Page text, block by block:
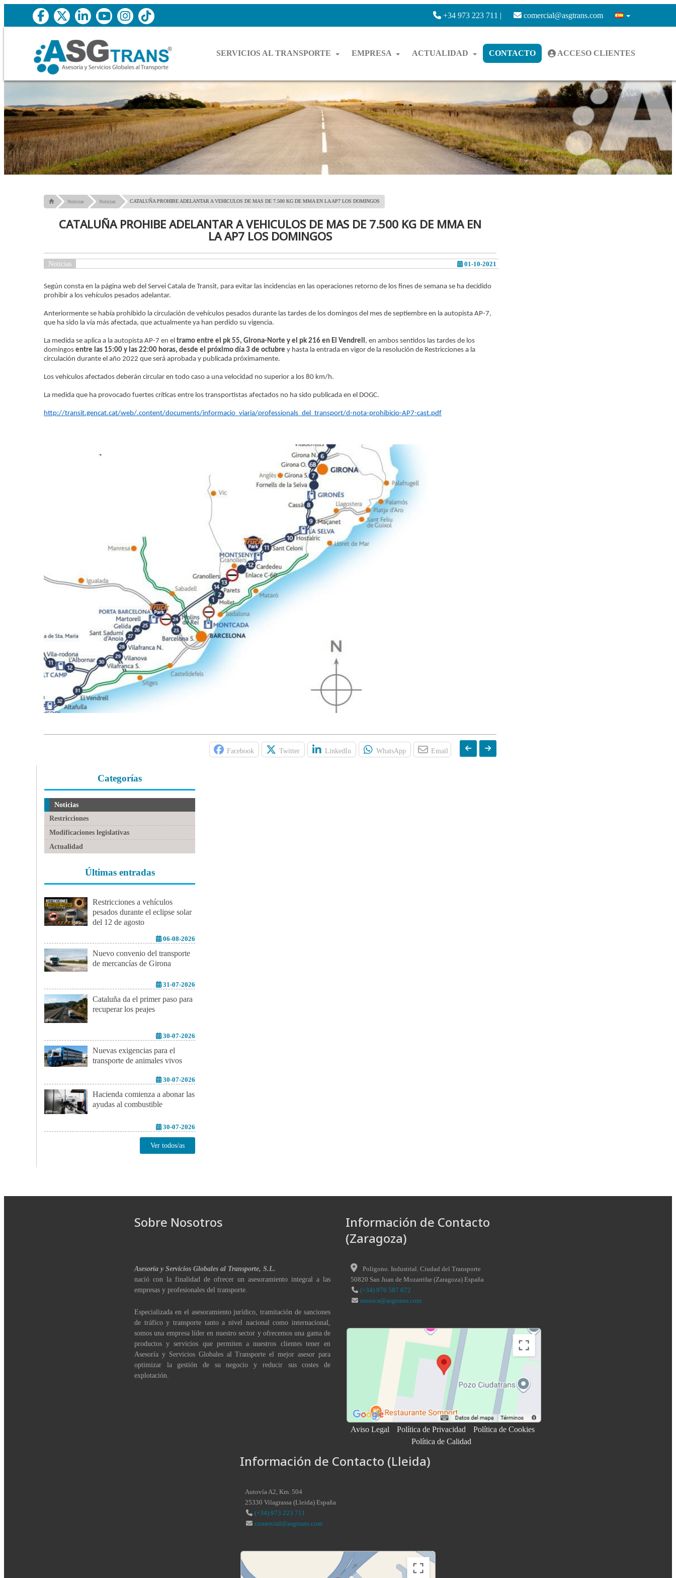
+34 973 223 711 | comercial@asgtrans.com
SERVICIOS AL TRANSPORTE EMPRESA ACTUALIDAD CONTACTO ACCESO CLIENTES
Noticias Noticias CATALUÑA PROHIBE ADELANTAR A VEHICULOS DE MAS DE 7.500 KG DE MMA EN LA AP7 LOS DOMINGOS
CATALUÑA PROHIBE ADELANTAR A VEHICULOS DE MAS DE 7.500 KG DE MMA EN
LA AP7 LOS DOMINGOS
Noticias 01-10-2021
Según consta en la página web del Servei Catala de Transit, para evitar las incidencias en las operaciones retorno de los fines de semana se ha decidido
prohibir a los vehículos pesados adelantar.
Anteriormente se había prohibido la circulación de vehículos pesados durante las tardes de los domingos del mes de septiembre en la autopista AP-7,
que ha sido la vía más afectada, que actualmente ya han perdido su vigencia.
La medida se aplica a la autopista AP-7 en el tramo entre el pk 55, Girona-Norte y el pk 216 en El Vendrell , en ambos sentidos las tardes de los
domingos entre las 15:00 y las 22:00 horas, desde el próximo día 3 de octubre y hasta la entrada en vigor de la resolución de Restricciones a la
circulación durante el año 2022 que será aprobada y publicada próximamente.
Los vehículos afectados deberán circular en todo caso a una velocidad no superior a los 80 km/h.
La medida que ha provocado fuertes críticas entre los transportistas afectados no ha sido publicada en el DOGC.
http://transit.gencat.cat/web/.content/documents/informacio_viaria/professionals_del_transport/d-nota-prohibicio-AP7-cast.pdf
Facebook Twitter LinkedIn WhatsApp Email
Categorías
Noticias
Restricciones
Modificaciones legislativas
Actualidad
Últimas entradas
Restricciones a vehículos
pesados durante el eclipse solar
del 12 de agosto
06-08-2026
Nuevo convenio del transporte
de mercancías de Girona
31-07-2026
Cataluña da el primer paso para
recuperar los peajes
30-07-2026
Nuevas exigencias para el
transporte de animales vivos
30-07-2026
Hacienda comienza a abonar las
ayudas al combustible
30-07-2026
Ver todos/as
Sobre Nosotros
Asesoría y Servicios Globales al Transporte, S.L.
nació con la finalidad de ofrecer un asesoramiento integral a las
empresas y profesionales del transporte.
Especializada en el asesoramiento jurídico, tramitación de sanciones
de tráfico y transporte tanto a nivel nacional como internacional,
somos una empresa líder en nuestro sector y ofrecemos una gama de
productos y servicios que permiten a nuestros clientes tener en
Asesoría y Servicios Globales al Transporte el mejor asesor para
optimizar la gestión de su negocio y reducir sus costes de
explotación.
Información de Contacto
(Zaragoza)
Poligono. Industrial. Ciudad del Transporte
50820 San Juan de Mozarrifar(Zaragoza) España
(+34) 976 587 672
monica@asgtrans.com
Aviso Legal Política de Privacidad
Política de Cookies
Política de Calidad
Información de Contacto (Lleida)
Autovía A2, Km. 504
25330 Vilagrassa (Lleida) España
(+34) 973 223 711
comercial@asgtrans.com